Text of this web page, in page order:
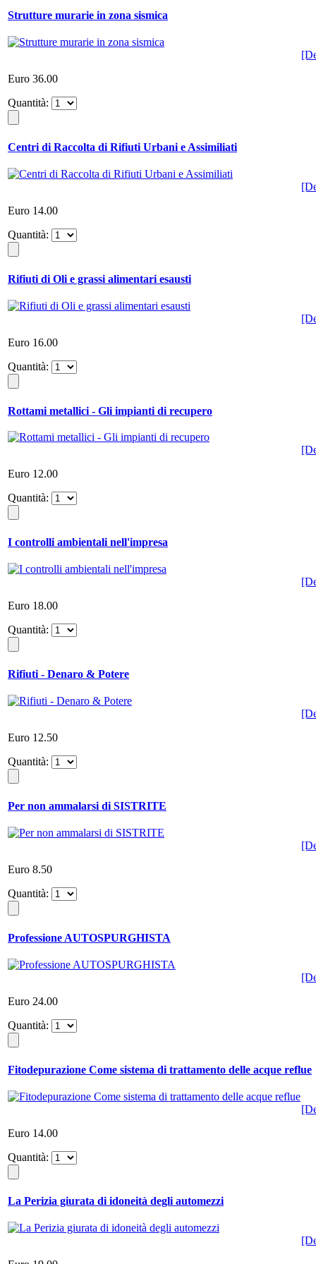
Strutture murarie in zona sismica
Euro 36.00
Quantità:
Centri di Raccolta di Rifiuti Urbani e Assimiliati
Euro 14.00
Quantità:
Rifiuti di Oli e grassi alimentari esausti
Euro 16.00
Quantità:
Rottami metallici - Gli impianti di recupero
Euro 12.00
Quantità:
I controlli ambientali nell'impresa
Euro 18.00
Quantità:
Rifiuti - Denaro & Potere
Euro 12.50
Quantità:
Per non ammalarsi di SISTRITE
Euro 8.50
Quantità:
Professione AUTOSPURGHISTA
Euro 24.00
Quantità:
Fitodepurazione Come sistema di trattamento delle acque reflue
Euro 14.00
Quantità:
La Perizia giurata di idoneità degli automezzi